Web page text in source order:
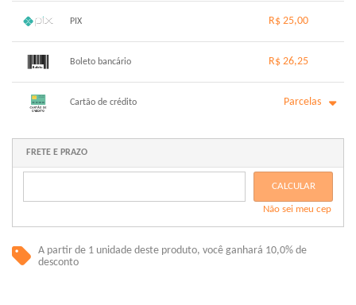
A partir de 1 unidade deste produto, você ganhará 10,0% de
desconto
PIX R$ 25,00
..
Boleto bancário R$ 26,25
..
Cartão de crédito Parcelas
.
.
FRETE E PRAZO
CALCULAR
Não sei meu cep